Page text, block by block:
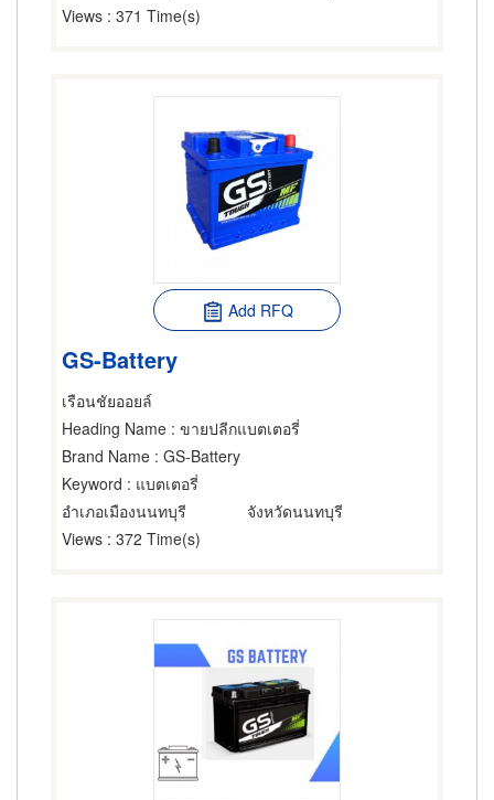
Views : 371 Time(s)
Add RFQ
GS-Battery
เรือนชัยออยล์
Heading Name : ขายปลีกแบตเตอรี่
Brand Name : GS-Battery
Keyword : แบตเตอรี่
อำเภอเมืองนนทบุรี
จังหวัดนนทบุรี
Views : 372 Time(s)